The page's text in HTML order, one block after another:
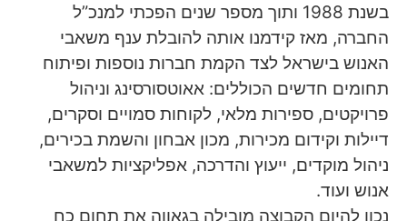
בשנת 1988 ותוך מספר שנים הפכתי למנכ”ל
החברה, מאז קידמנו אותה להובלת ענף משאבי
האנוש בישראל לצד הקמת חברות נוספות ופיתוח
תחומים חדשים הכוללים: אאוטסורסינג וניהול
פרויקטים, ספירות מלאי, לקוחות סמויים וסקרים,
דיילות וקידום מכירות, מכון אבחון והשמת בכירים,
ניהול מוקדים, ייעוץ והדרכה, אפליקציות למשאבי
אנוש ועוד.
נכון להיום הקבוצה מובילה בגאווה את תחום כח